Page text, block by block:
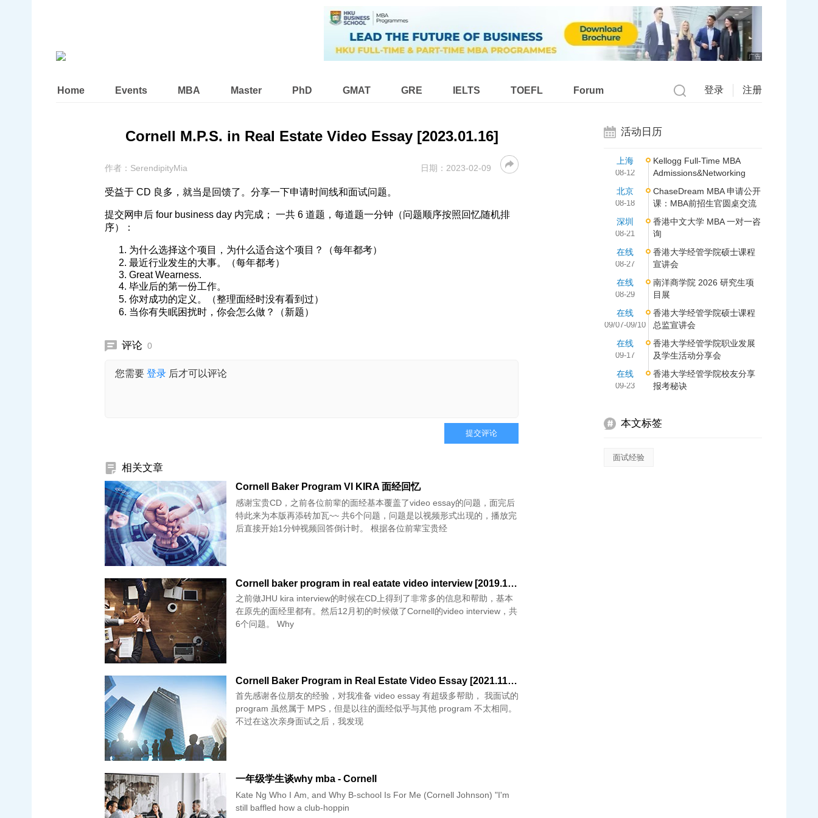
广告
Home Events MBA Master PhD GMAT GRE IELTS TOEFL Forum 登录 注册
Cornell M.P.S. in Real Estate Video Essay [2023.01.16]
作者： SerendipityMia 日期： 2023-02-09
受益于 CD 良多，就当是回馈了。分享一下申请时间线和面试问题。
提交网申后 four business day 内完成； 一共 6 道题，每道题一分钟（问题顺序按照回忆随机排
序）：
为什么选择这个项目，为什么适合这个项目？（每年都考）
最近行业发生的大事。（每年都考）
Great Wearness.
毕业后的第一份工作。
你对成功的定义。（整理面经时没有看到过）
当你有失眠困扰时，你会怎么做？（新题）
评论 0
您需要 登录 后才可以评论
提交评论
相关文章
Cornell Baker Program VI KIRA 面经回忆
感谢宝贵CD，之前各位前辈的面经基本覆盖了video essay的问题，面完后
特此来为本版再添砖加瓦~~ 共6个问题，问题是以视频形式出现的，播放完
后直接开始1分钟视频回答倒计时。 根据各位前辈宝贵经
Cornell baker program in real eatate video interview [2019.12.19]
之前做JHU kira interview的时候在CD上得到了非常多的信息和帮助，基本
在原先的面经里都有。然后12月初的时候做了Cornell的video interview，共
6个问题。 Why
Cornell Baker Program in Real Estate Video Essay [2021.11.25]
首先感谢各位朋友的经验，对我准备 video essay 有超级多帮助， 我面试的
program 虽然属于 MPS，但是以往的面经似乎与其他 program 不太相同。
不过在这次亲身面试之后，我发现
一年级学生谈why mba - Cornell
Kate Ng Who I Am, and Why B-school Is For Me (Cornell Johnson) "I'm
still baffled how a club-hoppin
活动日历
上海
08-12
Kellogg Full-Time MBA
Admissions&Networking
北京
08-18
ChaseDream MBA 申请公开
课：MBA前招生官圆桌交流
深圳
08-21
香港中文大学 MBA 一对一咨
询
在线
08-27
香港大学经管学院硕士课程
宣讲会
在线
08-29
南洋商学院 2026 研究生项
目展
在线
09/07-09/10
香港大学经管学院硕士课程
总监宣讲会
在线
09-17
香港大学经管学院职业发展
及学生活动分享会
在线
09-23
香港大学经管学院校友分享
报考秘诀
本文标签
面试经验